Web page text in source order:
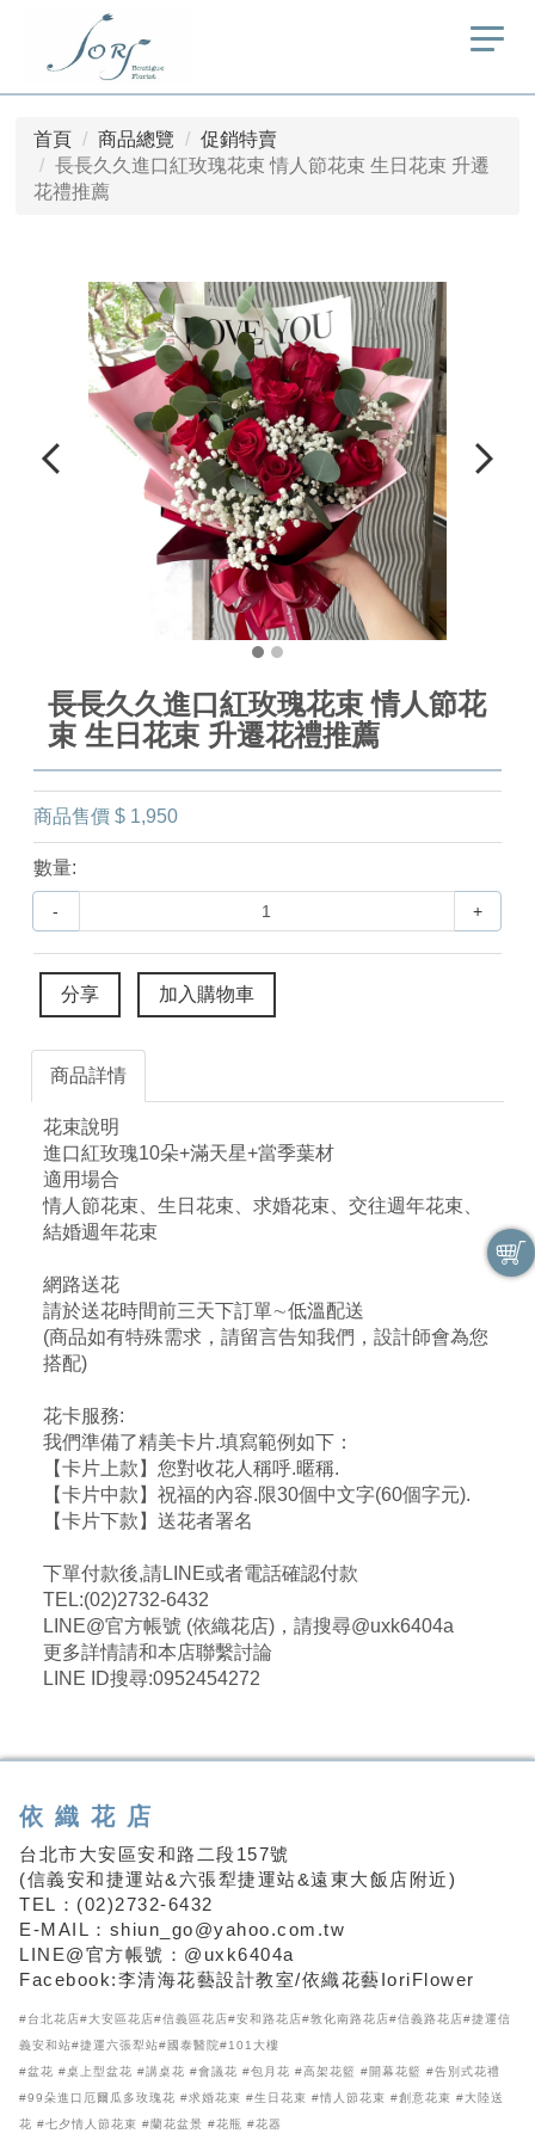
首頁 商品總覽
促銷特賣
長長久久進口紅玫瑰花束 情人節花束 生日花束 升遷
花禮推薦
長長久久進口紅玫瑰花束 情人節花
束 生日花束 升遷花禮推薦
商品售價 $ 1,950
數量:
- +
分享 加入購物車
商品詳情
花束說明
進口紅玫瑰10朵+滿天星+當季葉材
適用場合
情人節花束、生日花束、求婚花束、交往週年花束、
結婚週年花束
網路送花
請於送花時間前三天下訂單∼低溫配送
(商品如有特殊需求，請留言告知我們，設計師會為您
搭配)
花卡服務:
我們準備了精美卡片.填寫範例如下：
【卡片上款】您對收花人稱呼.暱稱.
【卡片中款】祝福的內容.限30個中文字(60個字元).
【卡片下款】送花者署名
下單付款後,請LINE或者電話確認付款
TEL:(02)2732-6432
LINE@官方帳號 (依織花店)，請搜尋@uxk6404a
更多詳情請和本店聯繫討論
LINE ID搜尋:0952454272
依織花店
台北市大安區安和路二段157號
(信義安和捷運站&六張犁捷運站&遠東大飯店附近)
TEL：(02)2732-6432
E-MAIL：shiun_go@yahoo.com.tw
LINE@官方帳號：@uxk6404a
Facebook:李清海花藝設計教室/依織花藝IoriFlower
#台北花店#大安區花店#信義區花店#安和路花店#敦化南路花店#信義路花店#捷運信
義安和站#捷運六張犁站#國泰醫院#101大樓
#盆花 #桌上型盆花 #講桌花 #會議花 #包月花 #高架花籃 #開幕花籃 #告別式花禮
#99朵進口厄爾瓜多玫瑰花 #求婚花束 #生日花束 #情人節花束 #創意花束 #大陸送
花 #七夕情人節花束 #蘭花盆景 #花瓶 #花器